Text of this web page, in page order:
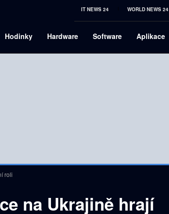
IT NEWS 24 WORLD NEWS 24
Hodinky Hardware Software Aplikace
roli
na Ukrajině hrají